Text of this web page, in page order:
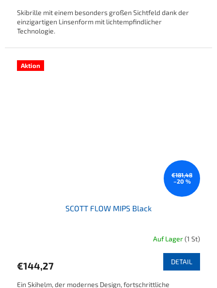
Skibrille mit einem besonders großen Sichtfeld dank der
einzigartigen Linsenform mit lichtempfindlicher
Technologie.
Aktion
€181,48
–20 %
SCOTT FLOW MIPS Black
Auf Lager(1 St)
€144,27 DETAIL
Ein Skihelm, der modernes Design, fortschrittliche